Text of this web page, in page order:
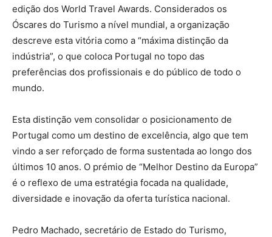
edição dos World Travel Awards. Considerados os
Óscares do Turismo a nível mundial, a organização
descreve esta vitória como a “máxima distinção da
indústria”, o que coloca Portugal no topo das
preferências dos profissionais e do público de todo o
mundo.
Esta distinção vem consolidar o posicionamento de
Portugal como um destino de excelência, algo que tem
vindo a ser reforçado de forma sustentada ao longo dos
últimos 10 anos. O prémio de “Melhor Destino da Europa”
é o reflexo de uma estratégia focada na qualidade,
diversidade e inovação da oferta turística nacional.
Pedro Machado, secretário de Estado do Turismo,